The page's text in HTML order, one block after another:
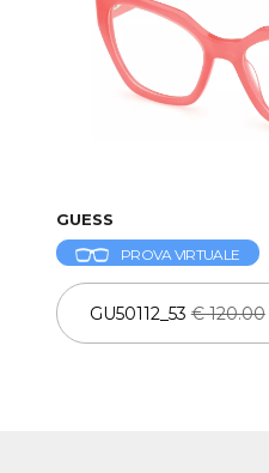
GUESS
PROVA VIRTUALE
GU50112_53€ 120.00